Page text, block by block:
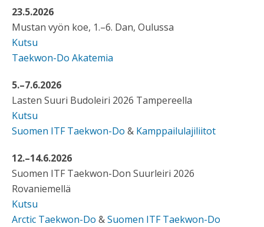
23.5.2026
Mustan vyön koe, 1.–6. Dan, Oulussa
Kutsu
Taekwon-Do Akatemia
5.–7.6.2026
Lasten Suuri Budoleiri 2026 Tampereella
Kutsu
Suomen ITF Taekwon-Do & Kamppailulajiliitot
12.–14.6.2026
Suomen ITF Taekwon-Don Suurleiri 2026
Rovaniemellä
Kutsu
Arctic Taekwon-Do &Suomen ITF Taekwon-Do